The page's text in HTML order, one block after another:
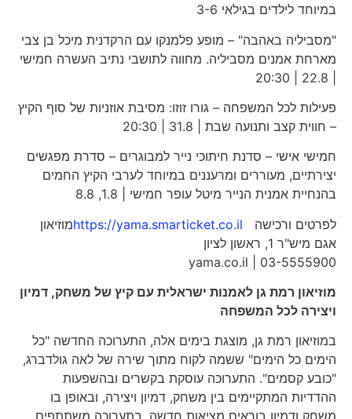
במיוחד לילדים בגילאי 3-6
"מסביליה באהבה" – מופע פלמנקו עם הרקדנית מיכל בן צבי
מארחת אמנים מסביליה. מחווה לתושבי נתיב העשרה חמישי
פעילות לכל המשפחה – גורו זוזו: מסיבת אוזניות של סוף הקיץ
– חווית קצב ותנועה שבת | 31.8 | 20:30
חמישי אישי – סדנת חיתוכי נייר למבוגרים – סדרת מפגשים
יצירתיים, מעוררים ומרעננים במיוחד לערבי הקיץ החמים
בהנחיית אמנית הנייר מיטל עופר חמישי | 1.8, 8.8
לפרטים ורכישהhttps://yama.smarticket.co.ilמוזיאון
אגם מיש"ר 1, ראשון לציון
03-5555900 | yama.co.il
מוזיאון רמת גן לאמנות ישראלית עם קיץ של משחק, דמיון
ויצירה לכל המשפחה
במוזיאון רמת גן, מוצגת בימים אלה, התערוכה החדשה "כל
הימים כל הימים" ששמה לקוח מתוך שירה של לאה גולדברג,
"כובע קסמים". התערוכה עוסקת בקשרים ובהשפעות
ההדדיות המתקיימים בין משחק, דמיון ויצירה, ובאופן בו